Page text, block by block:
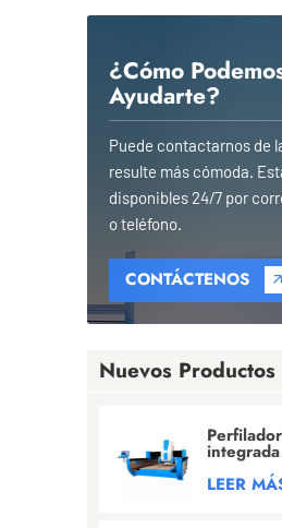
¿Cómo
Ayudarte?
Puede contactarnos de
resulte más cómoda.
disponibles 24/7 por
o teléfono.
CONTÁCTENOS
Nuevos Productos
para
granito/
LEER